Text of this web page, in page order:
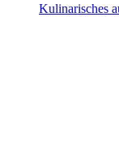
Kulinarisches